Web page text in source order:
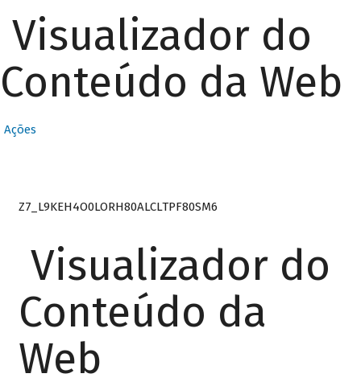
Visualizador do
Conteúdo da Web
Ações
Z7_L9KEH4O0LORH80ALCLTPF80SM6
Visualizador do
Conteúdo da
Web